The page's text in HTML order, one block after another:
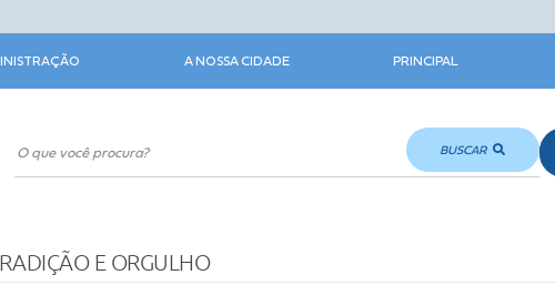
A NOSSA CIDADE PRINCIPAL
BUSCAR
E ORGULHO